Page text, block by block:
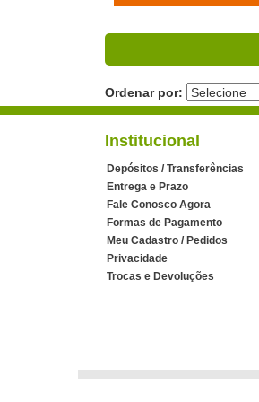
Ordenar por:
Institucional
Depósitos / Transferências
Entrega e Prazo
Fale Conosco Agora
Formas de Pagamento
Meu Cadastro / Pedidos
Privacidade
Trocas e Devoluções